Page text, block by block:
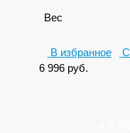
Вес
В избранное
6 996 руб.